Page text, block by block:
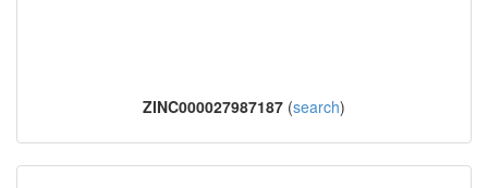
ZINC000027987187 (search)